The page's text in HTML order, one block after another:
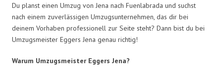
Du planst einen Umzug von Jena nach Fuenlabrada und suchst
nach einem zuverlässigen Umzugsunternehmen, das dir bei
deinem Vorhaben professionell zur Seite steht? Dann bist du bei
Umzugsmeister Eggers Jena genau richtig!
Warum Umzugsmeister Eggers Jena?